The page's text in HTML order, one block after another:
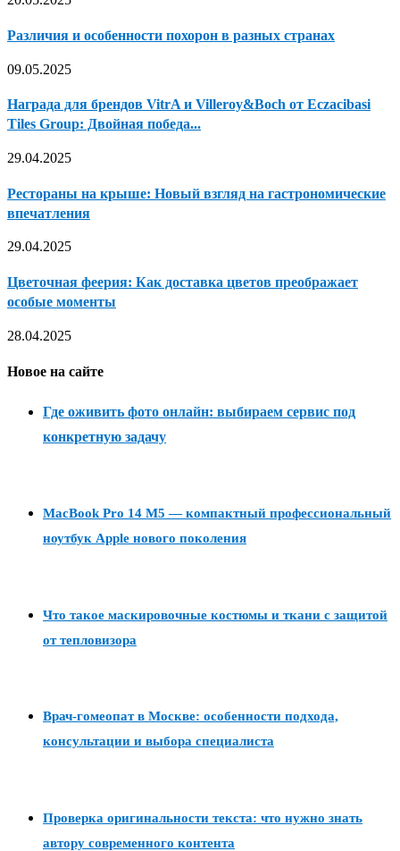
Различия и особенности похорон в разных странах
09.05.2025
Награда для брендов VitrA и Villeroy&Boch от Eczacibasi
Tiles Group: Двойная победа...
29.04.2025
Рестораны на крыше: Новый взгляд на гастрономические
впечатления
29.04.2025
Цветочная феерия: Как доставка цветов преображает
особые моменты
28.04.2025
Новое на сайте
Где оживить фото онлайн: выбираем сервис под
конкретную задачу
MacBook Pro 14 M5 — компактный профессиональный
ноутбук Apple нового поколения
Что такое маскировочные костюмы и ткани с защитой
от тепловизора
Врач-гомеопат в Москве: особенности подхода,
консультации и выбора специалиста
Проверка оригинальности текста: что нужно знать
автору современного контента